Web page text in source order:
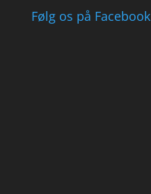
Følg os på Facebook